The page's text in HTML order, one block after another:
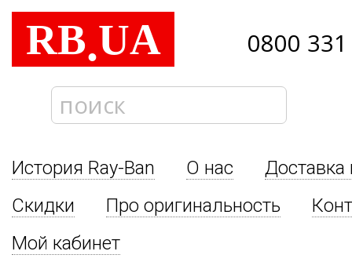
RB.UA 0800
История Ray-Ban О нас
Доставка
Скидки
Про оригинальность
Мой кабинет